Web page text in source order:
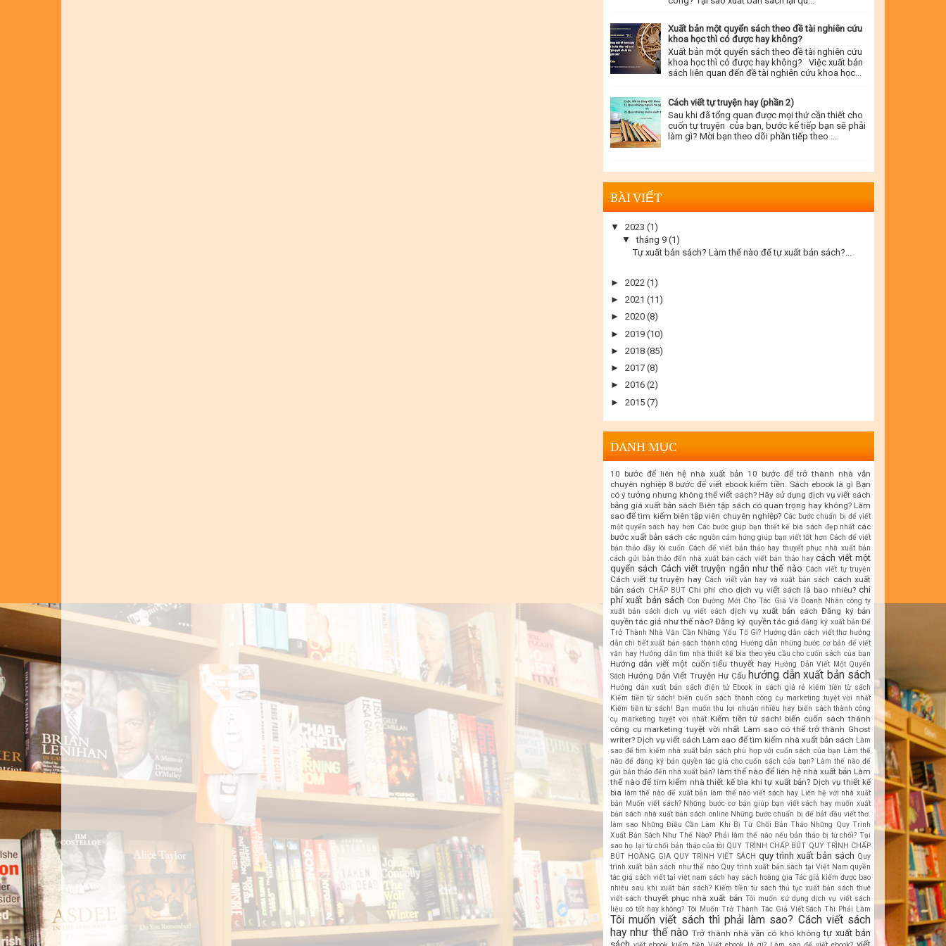
Xuất bản một quyển sách theo đề tài nghiên cứu
khoa học thì có được hay không?
Xuất bản một quyển sách theo đề tài nghiên cứu
khoa học thì có được hay không? Việc xuất bản
sách liên quan đến đề tài nghiên cứu khoa học...
Cách viết tự truyện hay (phần 2)
Sau khi đã tổng quan được mọi thứ cần thiết cho
cuốn tự truyện của bạn, bước kế tiếp bạn sẽ phải
làm gì? Mời bạn theo dõi phần tiếp theo ...
BÀI VIẾT
▼ 2023 (1)
▼
tháng 9 (1)
Tự xuất bản sách? Làm thế nào để tự xuất bản sách?...
► 2022 (1)
► 2021 (11)
► 2020 (8)
► 2019 (10)
► 2018 (85)
► 2017 (8)
► 2016 (2)
► 2015 (7)
DANH MỤC
10 bước để liên hệ nhà xuất bản 10 bước để trở thành nhà văn
chuyên nghiệp 8 bước để viết ebook kiếm tiền. Sách ebook là gì Bạn
có ý tưởng nhưng không thể viết sách? Hãy sử dụng dịch vụ viết sách
bảng giá xuất bản sách Biên tập sách có quan trọng hay không? Làm
sao để tìm kiếm biên tập viên chuyên nghiệp? Các bước chuẩn bị để viết
một quyển sách hay hơn Các bước giúp bạn thiết kế bìa sách đẹp nhất các
bước xuất bản sách các nguồn cảm hứng giúp bạn viết tốt hơn Cách để viết
bản thảo đầy lôi cuốn Cách để viết bản thảo hay thuyết phục nhà xuất bản
cách gửi bản thảo đến nhà xuất bản cách viết bản thảo hay cách viết một
quyển sách Cách viết truyện ngắn như thế nào Cách viết tự truyện
Cách viết tự truyện hay Cách viết văn hay và xuất bản sách cách xuất
bản sách CHẤP BÚT Chi phí cho dịch vụ viết sách là bao nhiêu? chi
phí xuất bản sách Con Đường Mới Cho Tác Giả Và Doanh Nhân công ty
xuất bản sách dịch vụ viết sách dịch vụ xuất bản sách Đăng ký bản
quyền tác giả như thế nào? Đăng ký quyền tác giả đăng ký xuất bản Để
Trở Thành Nhà Văn Cần Những Yếu Tố Gì? Hướng dẫn cách viết thơ hướng
dẫn chi tiết xuất bản sách thành công Hướng dẫn những bước cơ bản để viết
văn hay Hướng dẫn tìm nhà thiết kế bìa theo yêu cầu cho cuốn sách của bạn
Hướng dẫn viết một cuốn tiểu thuyết hay Hướng Dẫn Viết Một Quyển
Sách Hướng Dẫn Viết Truyện Hư Cấu hướng dẫn xuất bản sách
Hướng dẫn xuất bản sách điện tử Ebook in sách giá rẻ kiếm tiền từ sách
Kiếm tiền từ sách! biến cuốn sách thành công cụ marketing tuyệt vời nhất
Kiếm tiền từ sách! Bạn muốn thu lợi nhuận nhiều hay biến sách thành công
cụ marketing tuyệt vời nhất Kiếm tiền từ sách! biến cuốn sách thành
công cụ marketing tuyệt vời nhất Làm sao có thể trở thành Ghost
writer? Dịch vụ viết sách Làm sao để tìm kiếm nhà xuất bản sách Làm
sao để tìm kiếm nhà xuất bản sách phù hợp với cuốn sách của bạn Làm thế
nào để đăng ký bản quyền tác giả cho cuốn sách của bạn? Làm thế nào để
gửi bản thảo đến nhà xuất bản? làm thế nào để liên hệ nhà xuất bản Làm
thế nào để tìm kiếm nhà thiết kế bìa khi tự xuất bản? Dịch vụ thiết kế
bìa làm thế nào để xuất bản làm thế nào viết sách hay Liên hệ với nhà xuất
bản Muốn viết sách? Những bước cơ bản giúp bạn viết sách hay muốn xuất
bản sách nhà xuất bản sách online Những bước chuẩn bị để bắt đầu viết thơ.
làm sao Những Điều Cần Làm Khi Bị Từ Chối Bản Thảo Những Quy Trình
Xuất Bản Sách Như Thế Nào? Phải làm thế nào nếu bản thảo bị từ chối? Tại
sao họ lại từ chối bản thảo của tôi QUY TRÌNH CHẤP BÚT QUY TRÌNH CHẤP
BÚT HOÀNG GIA QUY TRÌNH VIẾT SÁCH quy trình xuất bản sách Quy
trình xuất bản sách như thế nào Quy trình xuất bản sách tại Việt Nam quyền
tác giả sách viết tại việt nam sách hay sách hoàng gia Tác giả kiếm được bao
nhiêu sau khi xuất bản sách? Kiếm tiền từ sách thủ tục xuất bản sách thuê
viết sách thuyết phục nhà xuất bản Tôi muốn sử dụng dịch vụ viết sách
liệu có tốt hay không? Tôi Muốn Trở Thành Tác Giả Viết Sách Thì Phải Làm
Tôi muốn viết sách thì phải làm sao? Cách viết sách
hay như thế nào Trở thành nhà văn có khó không tự xuất bản